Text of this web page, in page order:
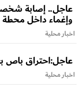
عاجل.. إصابة
وإغماء داخل
اخبار محلية
عاجل:احتراق باص
اخبار محلية